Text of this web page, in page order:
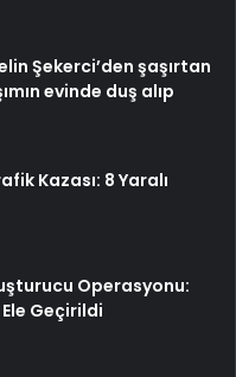
Şekerci’den şaşırtan
evinde duş alıp
Kazası: 8 Yaralı
Operasyonu:
Geçirildi